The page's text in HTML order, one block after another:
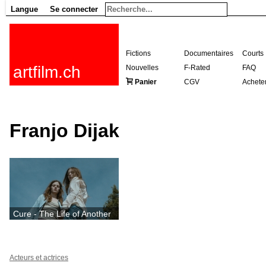
Langue Se connecter
artfilm.ch
Fictions Documentaires Courts
Nouvelles
F-Rated FAQ
Panier
CGV
Franjo Dijak
Cure - The Life of Another
Acteurs et actrices